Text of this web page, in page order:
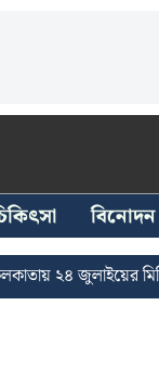
বিনোদন
মিছিলে